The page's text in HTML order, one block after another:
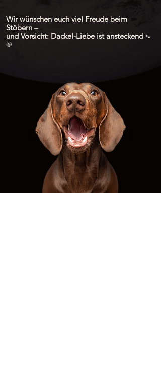
Wir wünschen euch viel Freude beim
Stöbern –
und Vorsicht: Dackel-Liebe ist ansteckend 🐾
😉